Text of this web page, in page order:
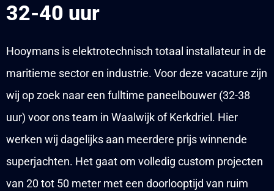
32-40 uur
Hooymans is elektrotechnisch totaal installateur in de
maritieme sector en industrie. Voor deze vacature zijn
wij op zoek naar een fulltime paneelbouwer (32-38
uur) voor ons team in Waalwijk of Kerkdriel. Hier
werken wij dagelijks aan meerdere prijs winnende
superjachten. Het gaat om volledig custom projecten
van 20 tot 50 meter met een doorlooptijd van ruim